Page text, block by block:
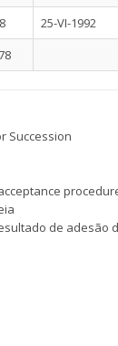
25-VI-1992
Succession
de adesão